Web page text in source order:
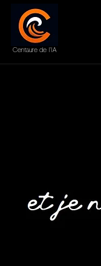
Centaure de l'IA